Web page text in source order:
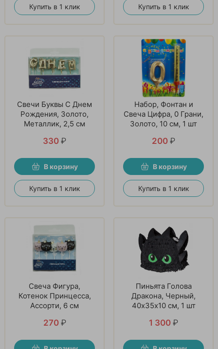
Купить в 1 клик Купить в 1 клик
Свечи Буквы С Днем
Рождения, Золото,
Металлик, 2,5 см
330 ₽
В корзину
Купить в 1 клик
Набор, Фонтан и
Свеча Цифра, 0 Грани,
Золото, 10 см, 1 шт
200 ₽
В корзину
Купить в 1 клик
Свеча Фигура,
Котенок Принцесса,
Ассорти, 6 см
270 ₽
Пиньята Голова
Дракона, Черный,
40х35х10 см, 1 шт
1 300 ₽